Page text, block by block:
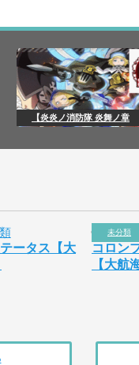
【炎炎ノ消防隊 炎舞ノ章
ータス【大
未分類
2018
コロン
【大航